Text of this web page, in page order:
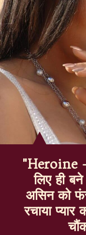
"Heroine
लिए ही
असिन को
रचाया